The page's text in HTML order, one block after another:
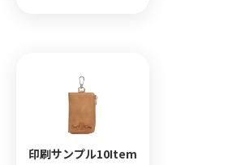
印刷サンプル10Item